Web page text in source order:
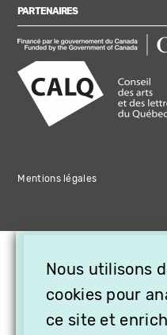
PARTENAIRES
Mentions légales
Nous utilisons
cookies pour
ce site et
OFFREZ
CADEAU,
PROCHES